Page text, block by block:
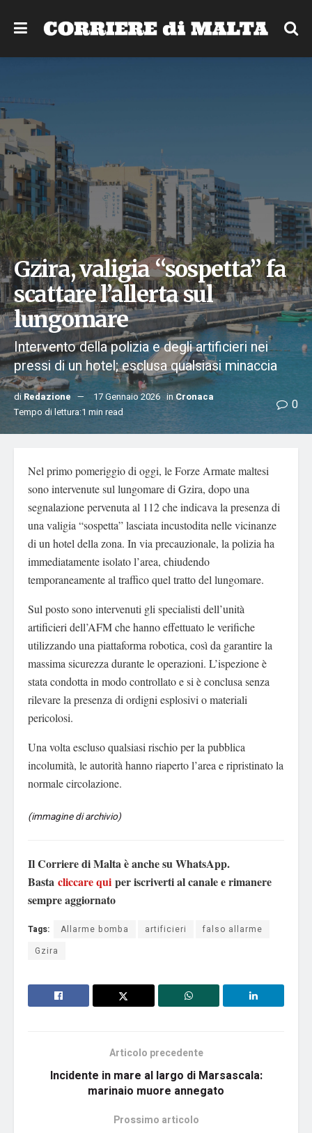
Gzira, valigia “sospetta” fa
scattare l’allerta sul
lungomare
Intervento della polizia e degli artificieri nei
pressi di un hotel; esclusa qualsiasi minaccia
di Redazione 17 Gennaio 2026 in Cronaca
Tempo di lettura:1 min read
0
Nel primo pomeriggio di oggi, le Forze Armate maltesi
sono intervenute sul lungomare di Gzira, dopo una
segnalazione pervenuta al 112 che indicava la presenza di
una valigia “sospetta” lasciata incustodita nelle vicinanze
di un hotel della zona. In via precauzionale, la polizia ha
immediatamente isolato l’area, chiudendo
temporaneamente al traffico quel tratto del lungomare.
Sul posto sono intervenuti gli specialisti dell’unità
artificieri dell’AFM che hanno effettuato le verifiche
utilizzando una piattaforma robotica, così da garantire la
massima sicurezza durante le operazioni. L’ispezione è
stata condotta in modo controllato e si è conclusa senza
rilevare la presenza di ordigni esplosivi o materiali
pericolosi.
Una volta escluso qualsiasi rischio per la pubblica
incolumità, le autorità hanno riaperto l’area e ripristinato la
normale circolazione.
(immagine di archivio)
Il Corriere di Malta è anche su WhatsApp.
Basta cliccare qui per iscriverti al canale e rimanere
sempre aggiornato
Tags: Allarme bomba artificieri
falso allarme
Gzira
Articolo precedente
Incidente in mare al largo di Marsascala:
marinaio muore annegato
Prossimo articolo